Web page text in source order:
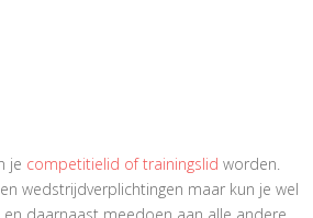
je competitielid of trainingslid worden.
wedstrijdverplichtingen maar kun je wel